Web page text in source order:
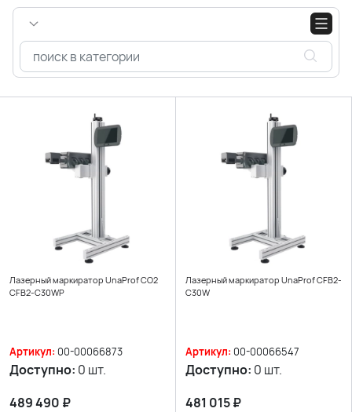
Лазерный маркиратор UnaProf CO2
CFB2-C30WP
Артикул: 00-00066873
Доступно: 0 шт.
489 490 ₽
Лазерный маркиратор UnaProf CFB2-
C30W
Артикул: 00-00066547
Доступно: 0 шт.
481 015₽